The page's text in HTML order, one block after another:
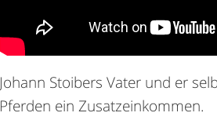
Johann Stoibers Vater und er
Pferden ein Zusatzeinkommen.